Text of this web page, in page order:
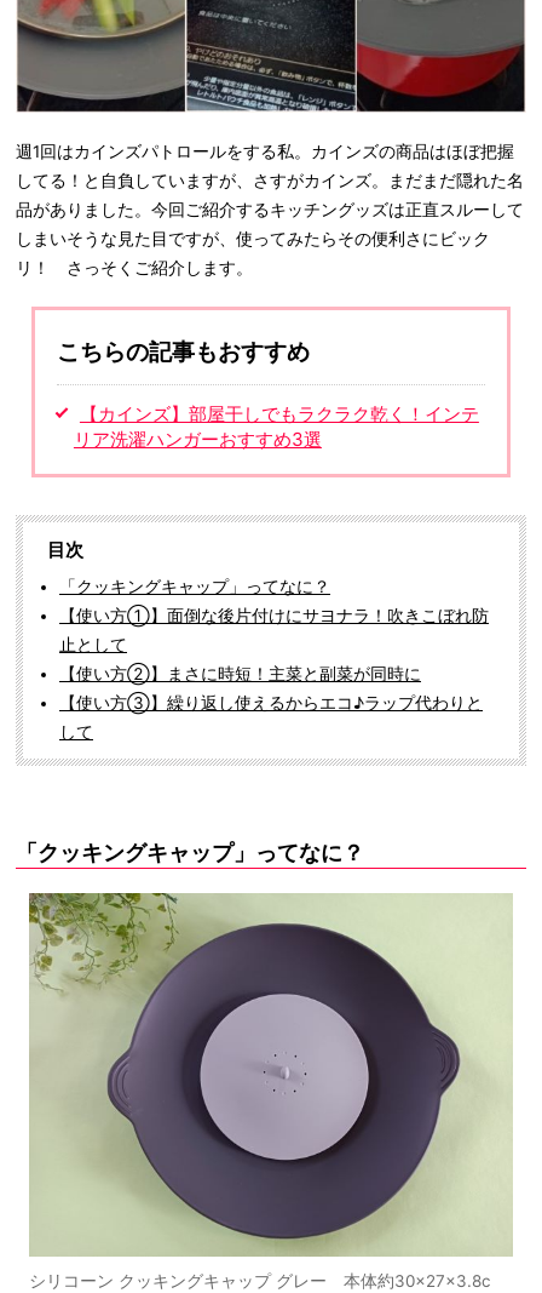
週1回はカインズパトロールをする私。カインズの商品はほぼ把握
してる！と自負していますが、さすがカインズ。まだまだ隠れた名
品がありました。今回ご紹介するキッチングッズは正直スルーして
しまいそうな見た目ですが、使ってみたらその便利さにビック
リ！ さっそくご紹介します。
こちらの記事もおすすめ
【カインズ】部屋干しでもラクラク乾く！インテ
リア洗濯ハンガーおすすめ3選
目次
「クッキングキャップ」ってなに？
【使い方①】面倒な後片付けにサヨナラ！吹きこぼれ防
止として
【使い方②】まさに時短！主菜と副菜が同時に
【使い方③】繰り返し使えるからエコ♪ラップ代わりと
して
「クッキングキャップ」ってなに？
シリコーン クッキングキャップ グレー 本体約30×27×3.8c